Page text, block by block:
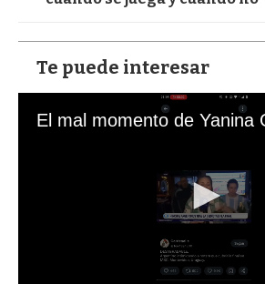
Te puede interesar